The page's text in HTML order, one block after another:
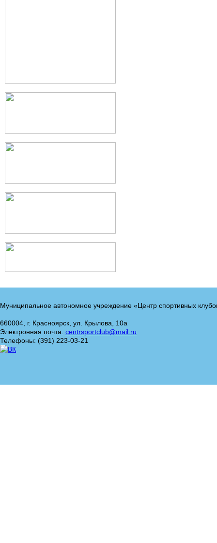
Муниципальное автономное учреждение «Центр спортивных
660004, г. Красноярск, ул. Крылова, 10а
Электронная почта: centrsportclub@mail.ru
Телефоны: (391) 223-03-21